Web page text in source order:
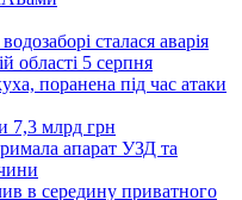
сталася аварія
області 5 серпня
поранена під час атаки
7,3 млрд грн
апарат УЗД та
в середину приватного